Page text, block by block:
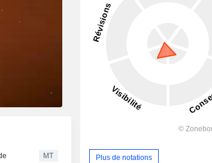
MT Plus de notations